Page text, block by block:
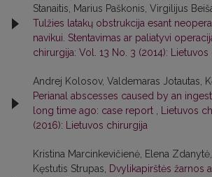
Stanaitis, Marius Paškonis, Virgilijus
Tulžies latakų obstrukcija esant
navikui. Stentavimas ar paliatyvi
chirurgija: Vol. 13 No. 3 (2014): Lietuvos
Andrej Kolosov, Valdemaras Jotautas,
Perianal abscesses caused by an
long time ago: case report
Lietuvos
(2016): Lietuvos chirurgija
Kristina Marcinkevičienė, Elena
Kęstutis Strupas,
Dvylikapirštės žarnos